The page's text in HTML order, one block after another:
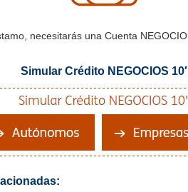
necesitarás una Cuenta
Simular Crédito NEGOCIOS 10′